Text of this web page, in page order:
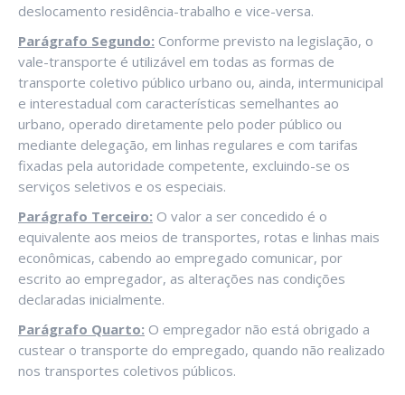
deslocamento residência-trabalho e vice-versa.
Parágrafo Segundo: Conforme previsto na legislação, o
vale-transporte é utilizável em todas as formas de
transporte coletivo público urbano ou, ainda, intermunicipal
e interestadual com características semelhantes ao
urbano, operado diretamente pelo poder público ou
mediante delegação, em linhas regulares e com tarifas
fixadas pela autoridade competente, excluindo-se os
serviços seletivos e os especiais.
Parágrafo Terceiro: O valor a ser concedido é o
equivalente aos meios de transportes, rotas e linhas mais
econômicas, cabendo ao empregado comunicar, por
escrito ao empregador, as alterações nas condições
declaradas inicialmente.
Parágrafo Quarto: O empregador não está obrigado a
custear o transporte do empregado, quando não realizado
nos transportes coletivos públicos.